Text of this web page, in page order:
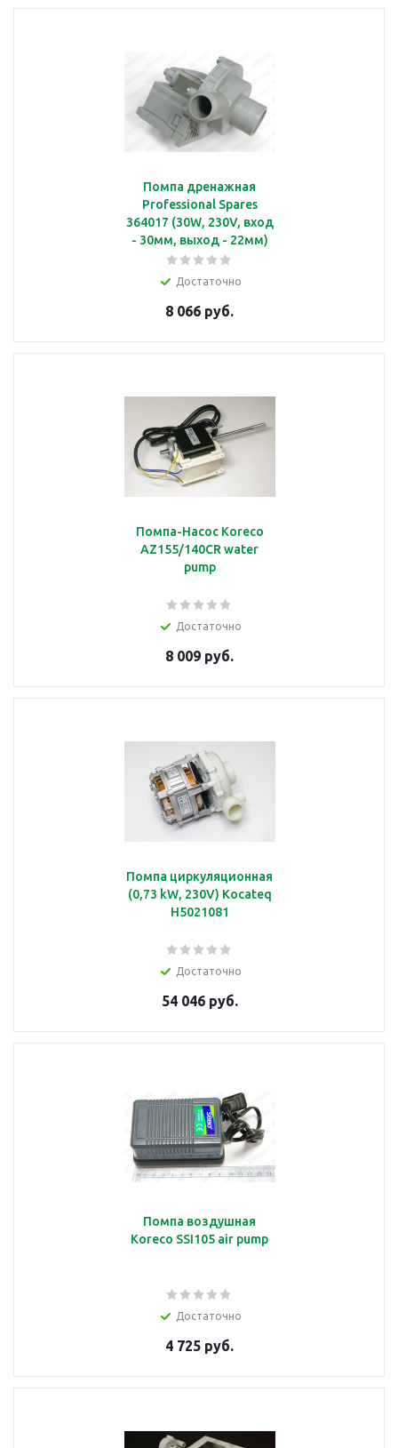
Помпа дренажная
Professional Spares
364017 (30W, 230V, вход
- 30мм, выход - 22мм)
Достаточно
8 066 руб.
Помпа-Насос Koreco
AZ155/140CR water
pump
Достаточно
8 009 руб.
Помпа циркуляционная
(0,73 kW, 230V) Kocateq
H5021081
Достаточно
54 046 руб.
Помпа воздушная
Koreco SSI105 air pump
Достаточно
4 725 руб.